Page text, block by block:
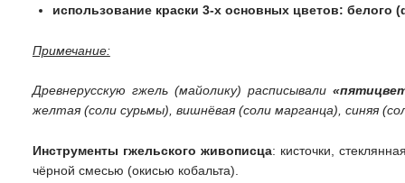
использование краски 3-х основных цветов: белого
Примечание:
Древнерусскую гжель (майолику) расписывали
желтая (соли сурьмы), вишнёвая (соли марганца), синяя
Инструменты гжельского живописца: кисточки,
чёрной смесью (окисью кобальта).